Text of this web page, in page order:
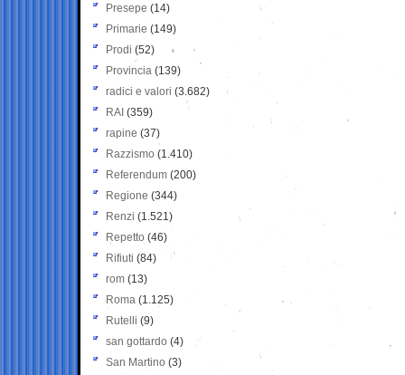
Presepe (14)
Primarie (149)
Prodi (52)
Provincia (139)
radici e valori (3.682)
RAI (359)
rapine (37)
Razzismo (1.410)
Referendum (200)
Regione (344)
Renzi (1.521)
Repetto (46)
Rifiuti (84)
rom (13)
Roma (1.125)
Rutelli (9)
san gottardo (4)
San Martino (3)